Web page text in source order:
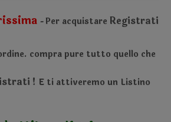
- Per acquistare Registrati
compra pure tutto quello che
! E ti attiveremo un Listino